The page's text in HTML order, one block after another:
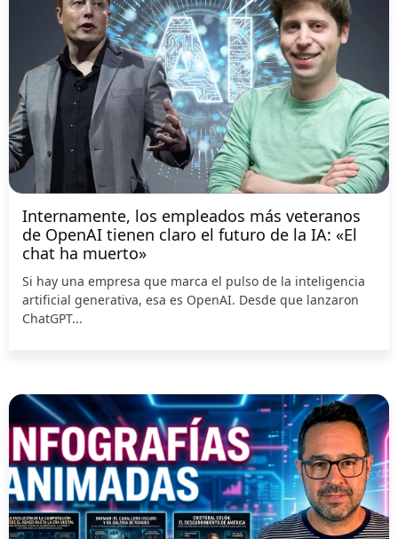
Internamente, los empleados más veteranos
de OpenAI tienen claro el futuro de la IA: «El
chat ha muerto»
Si hay una empresa que marca el pulso de la inteligencia
artificial generativa, esa es OpenAI. Desde que lanzaron
ChatGPT...